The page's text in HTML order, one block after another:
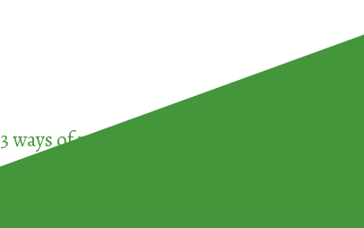
3 ways of participating in the